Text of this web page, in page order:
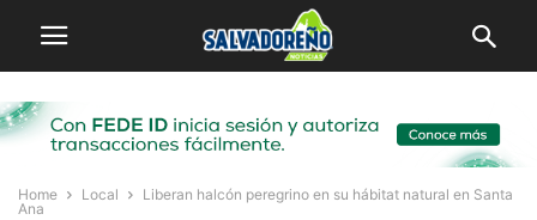
Home Local
Liberan halcón peregrino en su hábitat natural en Santa
Ana